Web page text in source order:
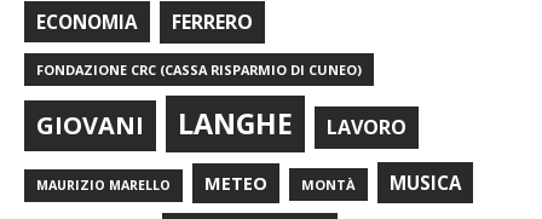
ECONOMIA FERRERO
FONDAZIONE CRC (CASSA RISPARMIO DI CUNEO)
GIOVANI LANGHE LAVORO
MAURIZIO MARELLO METEO MONTÀ MUSICA